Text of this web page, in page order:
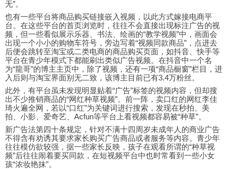
无”。
也有一些平台将商品购买链接嵌入视频，以此方式嫁接电商平
台。在这些平台的首页浏览时，往往不会直接出现标注广告的视
频，但一些看似展示乐器、书法、绘画的“教学视频”中，画面会
出现一个小小的购物车符号，旁边写着“视频同款商品”，点进去
后便会跳转至淘宝或二类电商的商品购买页面，如抖音、快手等
平台在青少年模式下都能刷出类似广告视频。在抖音中一个名
为“龍哥”的博主主页中，除了视频，还有一项“商品橱窗”栏目，进
入后则与淘宝界面别无二致，该博主目前已有3.4万粉丝。
此外，有平台虽未发现明显贴着“广告”标签的视频内容，但却搜
出不少推销商品的“网红种草视频”。前一阵，卖口红的网红李佳
琦火遍全网，若以“口红”为关键词进行搜索，发现在秒拍、美
拍、小影、爱奇艺、Acfun等平台上看视频都容易被“种草”。
新广告法第四十条规定，针对不满十四周岁未成年人的商业广告
不得含有劝诱其要求家长购买广告商品或者服务等内容。青少年
往往模仿欲较强，据一些家长反映，孩子在观看所谓的“种草视
频”后往往闹着要买同款，在短视频平台中也时常看到一些小女
孩“浓妆艳抹”。